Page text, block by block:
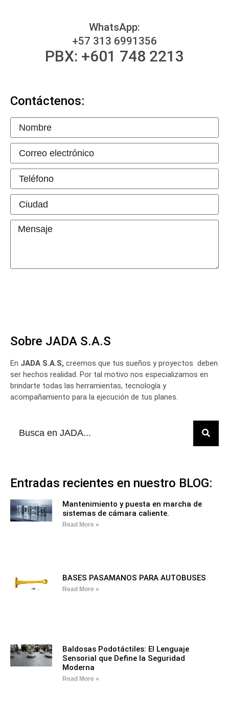
WhatsApp:
+57 313 6991356
PBX: +601 748 2213
Contáctenos:
Sobre JADA S.A.S
En JADA S.A.S, creemos que tus sueños y proyectos deben
ser hechos realidad. Por tal motivo nos especializamos en
brindarte todas las herramientas, tecnología y
acompañamiento para la ejecución de tus planes.
Entradas recientes en nuestro BLOG:
Mantenimiento y puesta en marcha de
sistemas de cámara caliente.
Read More »
BASES PASAMANOS PARA AUTOBUSES
Read More »
Baldosas Podotáctiles: El Lenguaje
Sensorial que Define la Seguridad
Moderna
Read More »